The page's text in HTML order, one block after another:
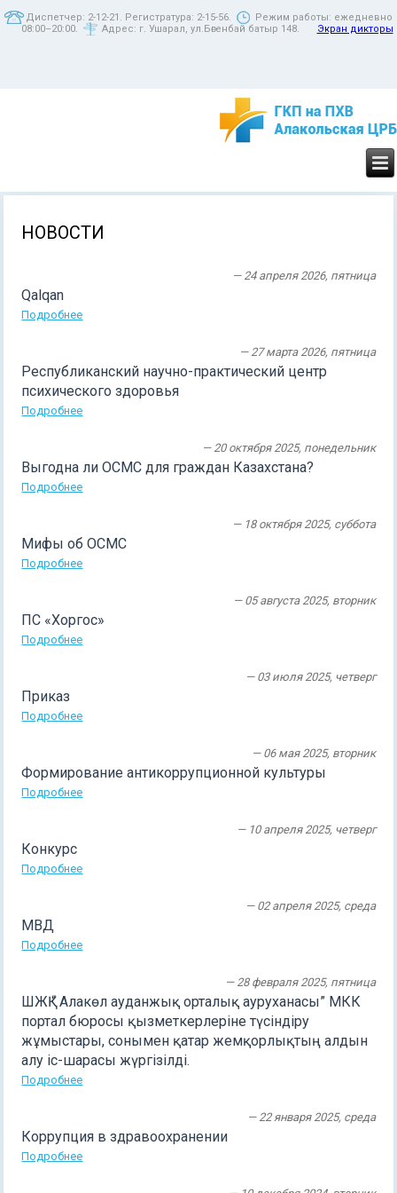
Диспетчер: 2-12-21. Регистратура: 2-15-56.
Режим работы: ежедневно
08:00–20:00.
Адрес: г. Ушарал, ул.Бөгенбай батыр 148. Экран дикторы
НОВОСТИ
— 24 апреля 2026, пятница
Qalqan
Подробнее
— 27 марта 2026, пятница
Республиканский научно-практический центр
психического здоровья
Подробнее
— 20 октября 2025, понедельник
Выгодна ли ОСМС для граждан Казахстана?
Подробнее
— 18 октября 2025, суббота
Мифы об ОСМС
Подробнее
— 05 августа 2025, вторник
ПС «Хоргос»
Подробнее
— 03 июля 2025, четверг
Приказ
Подробнее
— 06 мая 2025, вторник
Формирование антикоррупционной культуры
Подробнее
— 10 апреля 2025, четверг
Конкурс
Подробнее
— 02 апреля 2025, среда
МВД
Подробнее
— 28 февраля 2025, пятница
ШЖҚ “ Алакөл ауданжық орталық ауруханасы” МКК
портал бюросы қызметкерлеріне түсіндіру
жұмыстары, сонымен қатар жемқорлықтың алдын
алу іс-шарасы жүргізілді.
Подробнее
— 22 января 2025, среда
Коррупция в здравоохранении
Подробнее